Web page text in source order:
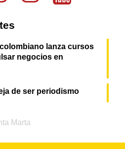
lanza cursos
negocios en
de ser periodismo